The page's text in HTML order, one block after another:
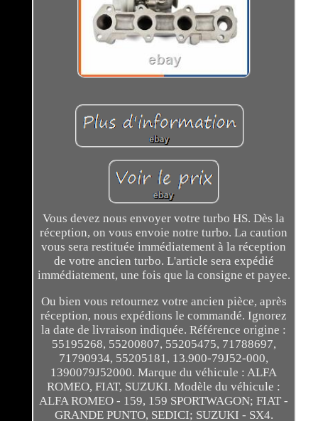
Vous devez nous envoyer votre turbo HS. Dès la
réception, on vous envoie notre turbo. La caution
vous sera restituée immédiatement à la réception
de votre ancien turbo. L'article sera expédié
immédiatement, une fois que la consigne et payee.
Ou bien vous retournez votre ancien pièce, après
réception, nous expédions le commandé. Ignorez
la date de livraison indiquée. Référence origine :
55195268, 55200807, 55205475, 71788697,
71790934, 55205181, 13.900-79J52-000,
1390079J52000. Marque du véhicule : ALFA
ROMEO, FIAT, SUZUKI. Modèle du véhicule :
ALFA ROMEO - 159, 159 SPORTWAGON; FIAT -
GRANDE PUNTO, SEDICI; SUZUKI - SX4.